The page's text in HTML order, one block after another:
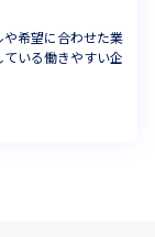
希望に合わせた業
いる働きやすい企